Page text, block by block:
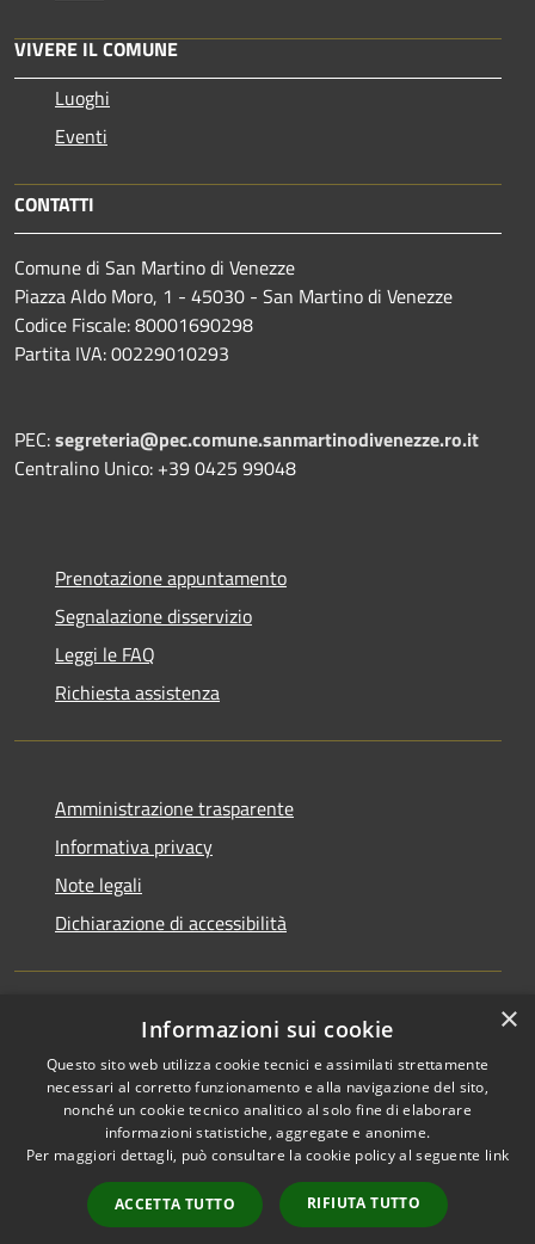
VIVERE IL COMUNE
Luoghi
Eventi
CONTATTI
Comune di San Martino di Venezze
Piazza Aldo Moro, 1 - 45030 - San Martino di Venezze
Codice Fiscale: 80001690298
Partita IVA: 00229010293
PEC:segreteria@pec.comune.sanmartinodivenezze.ro.it
Centralino Unico: +39 0425 99048
Prenotazione appuntamento
Segnalazione disservizio
Leggi le FAQ
Richiesta assistenza
Amministrazione trasparente
Informativa privacy
Note legali
Dichiarazione di accessibilità
Accessibilità
Privacy
Mappa del sito
Cloud Office
Portale dipendenti
Copyright © 2026 • Comune di
San Martino di Venezze •
Powered by Municipium•
Accesso redazione
×
Informazioni sui cookie
Questo sito web utilizza cookie tecnici e assimilati strettamente
necessari al corretto funzionamento e alla navigazione del sito,
nonché un cookie tecnico analitico al solo fine di elaborare
informazioni statistiche, aggregate e anonime.
Per maggiori dettagli, può consultare la cookie policy al seguente link
ACCETTA TUTTO RIFIUTA TUTTO